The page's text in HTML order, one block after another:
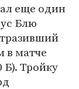
еще один
Блю
в матче
Б). Тройку